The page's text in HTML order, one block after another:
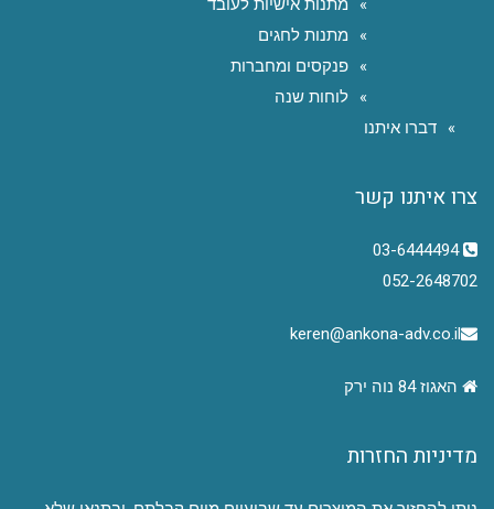
מתנות אישיות לעובד
מתנות לחגים
פנקסים ומחברות
לוחות שנה
דברו איתנו
צרו איתנו קשר
03-6444494
052-2648702
keren@ankona-adv.co.il
האגוז 84 נוה ירק
מדיניות החזרות